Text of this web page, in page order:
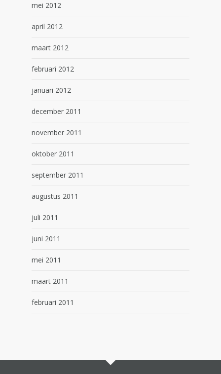
mei 2012
april 2012
maart 2012
februari 2012
januari 2012
december 2011
november 2011
oktober 2011
september 2011
augustus 2011
juli 2011
juni 2011
mei 2011
maart 2011
februari 2011